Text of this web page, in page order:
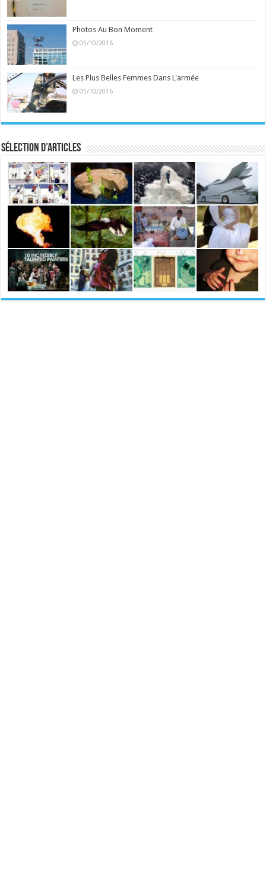
Photos Au Bon Moment
05/10/2016
Les Plus Belles Femmes Dans L'armée
05/10/2016
Sélection d’articles